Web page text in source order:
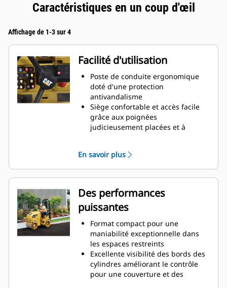
Caractéristiques en un coup d'œil
Affichage de 1-3 sur 4
Facilité d'utilisation
Poste de conduite ergonomique
doté d'une protection
antivandalisme
Siège confortable et accès facile
grâce aux poignées
judicieusement placées et à
propulsion mécanique et leviers
de commande de vitesse
En savoir plus
Des performances
puissantes
Format compact pour une
maniabilité exceptionnelle dans
les espaces restreints
Excellente visibilité des bords des
cylindres améliorant le contrôle
pour une couverture et des